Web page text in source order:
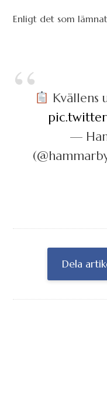
Enligt det som
Kvällens
—
Dela